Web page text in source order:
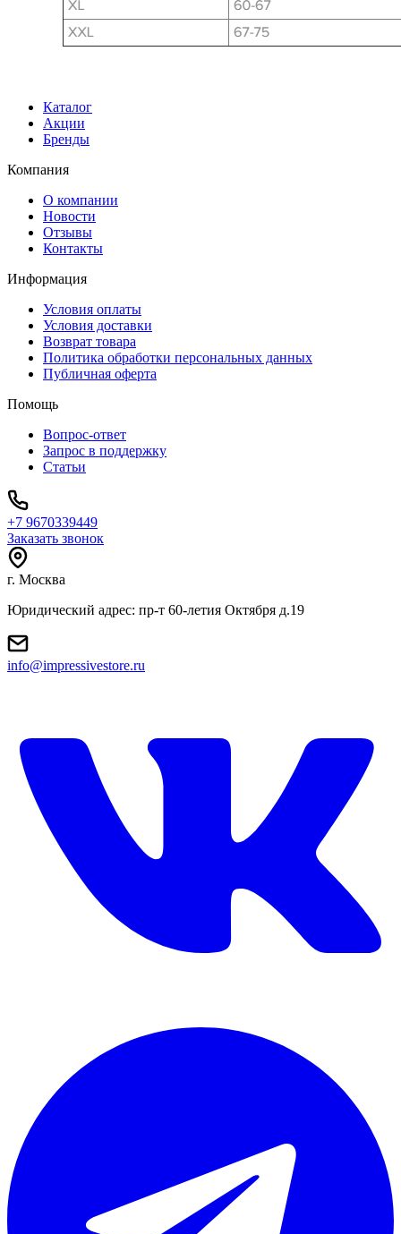
Каталог
Акции
Бренды
Компания
О компании
Новости
Отзывы
Контакты
Информация
Условия оплаты
Условия доставки
Возврат товара
Политика обработки персональных данных
Публичная оферта
Помощь
Вопрос-ответ
Запрос в поддержку
Статьи
+7 9670339449
Заказать звонок
г. Москва
Юридический адрес: пр-т 60-летия Октября д.19
info@impressivestore.ru